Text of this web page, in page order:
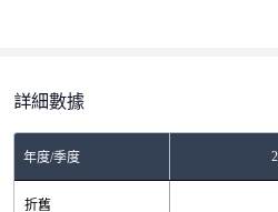
詳細數據
年度/季度
折舊